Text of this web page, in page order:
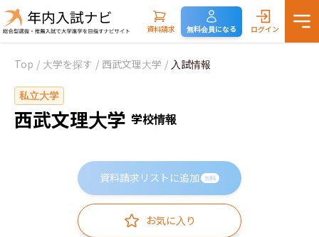
資料請求 無料会員になる ログイン
Top / 大学を探す / 西武文理大学 / 入試情報
私立大学
西武文理大学 学校情報
資料請求リストに追加 無料
お気に入り